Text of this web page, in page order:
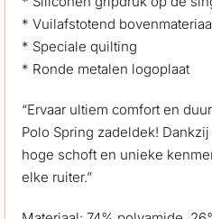
* Vuilafstotend
* Speciale quilting
* Ronde metalen logoplaat
“Ervaar ultiem comfort en
Polo Spring zadeldek!
hoge schoft en unieke
elke ruiter.”